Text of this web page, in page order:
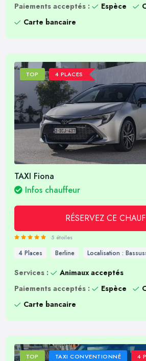
Paiements acceptés :
Espèce
Carte bancaire
TOP 4 PLACES
TAXI Fiona
Infos chauffeur
RÉSERVEZ CE
5 étoiles
4 Places Berline Localisation :
Services :
Animaux acceptés
Paiements acceptés :
Espèce
Carte bancaire
TOP TAXI CONVENTIONNÉ 4